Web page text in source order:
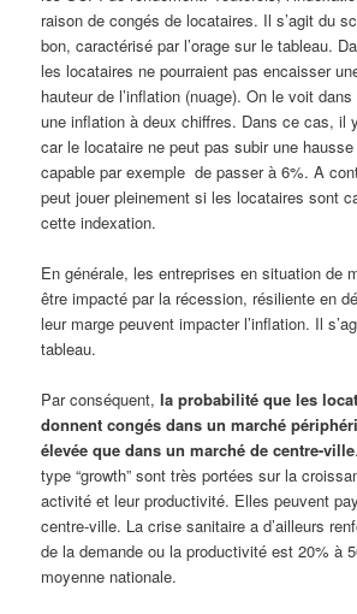
raison de congés de locataires. Il s’agit du
bon, caractérisé par l’orage sur le tableau.
les locataires ne pourraient pas encaisser
hauteur de l’inflation (nuage). On le voit
une inflation à deux chiffres. Dans ce cas, il
car le locataire ne peut pas subir une
capable par exemple de passer à 6%. A
peut jouer pleinement si les locataires sont
cette indexation.
En générale, les entreprises en situation de
être impacté par la récession, résiliente en
leur marge peuvent impacter l’inflation. Il
tableau.
Par conséquent,la probabilité que les
donnent congés dans un marché
élevée que dans un marché de centre-ville
type “growth” sont très portées sur la
activité et leur productivité. Elles peuvent
centre-ville. La crise sanitaire a d’ailleurs
de la demande ou la productivité est 20% à
moyenne nationale.